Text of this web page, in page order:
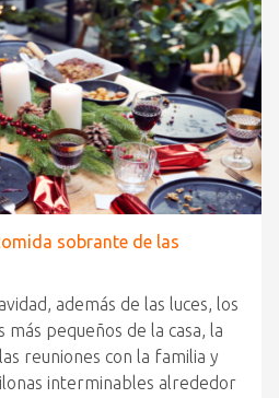
sobrante de las
además de las luces, los
más pequeños de la casa, la
reuniones con la familia y
interminables alrededor